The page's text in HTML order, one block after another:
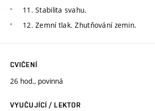
11. Stabilita svahu.
12. Zemní tlak. Zhutňování zemin.
CVIČENÍ
26 hod., povinná
VYUČUJÍCÍ / LEKTOR